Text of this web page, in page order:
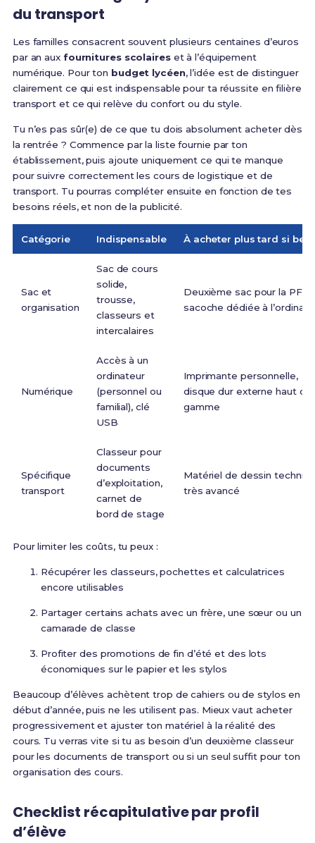
du transport
Les familles consacrent souvent plusieurs centaines d’euros
par an aux fournitures scolaireset à l’équipement
numérique. Pour ton budget lycéen, l’idée est de distinguer
clairement ce qui est indispensable pour ta réussite en filière
transport et ce qui relève du confort ou du style.
Tu n’es pas sûr(e) de ce que tu dois absolument acheter dès
la rentrée ? Commence par la liste fournie par ton
établissement, puis ajoute uniquement ce qui te manque
pour suivre correctement les cours de logistique et de
transport. Tu pourras compléter ensuite en fonction de tes
besoins réels, et non de la publicité.
Catégorie Indispensable À acheter plus tard si
Sac et
organisation
Sac de cours
solide,
trousse,
classeurs et
intercalaires
Deuxième sac pour la
sacoche dédiée à
Numérique
Accès à un
ordinateur
(personnel ou
familial), clé
USB
Imprimante personnelle,
disque dur externe haut de
gamme
Spécifique
transport
Classeur pour
documents
d’exploitation,
carnet de
bord de stage
Matériel de dessin
très avancé
Pour limiter les coûts, tu peux :
Récupérer les classeurs, pochettes et calculatrices
encore utilisables
Partager certains achats avec un frère, une sœur ou un
camarade de classe
Profiter des promotions de fin d’été et des lots
économiques sur le papier et les stylos
Beaucoup d’élèves achètent trop de cahiers ou de stylos en
début d’année, puis ne les utilisent pas. Mieux vaut acheter
progressivement et ajuster ton matériel à la réalité des
cours. Tu verras vite si tu as besoin d’un deuxième classeur
pour les documents de transport ou si un seul suffit pour ton
organisation des cours.
Checklist récapitulative par profil
d’élève